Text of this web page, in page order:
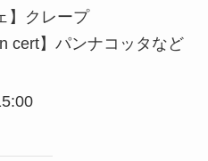
】クレープ
cert】パンナコッタなど